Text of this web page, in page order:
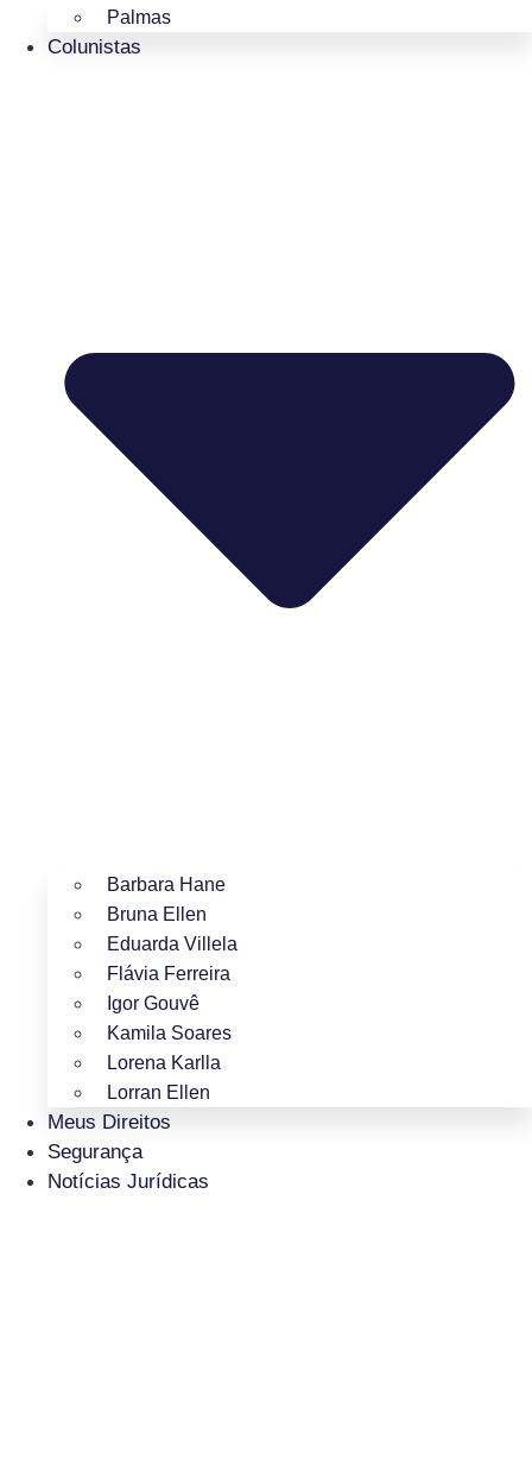
Palmas
Colunistas
Barbara Hane
Bruna Ellen
Eduarda Villela
Flávia Ferreira
Igor Gouvê
Kamila Soares
Lorena Karlla
Lorran Ellen
Meus Direitos
Segurança
Notícias Jurídicas